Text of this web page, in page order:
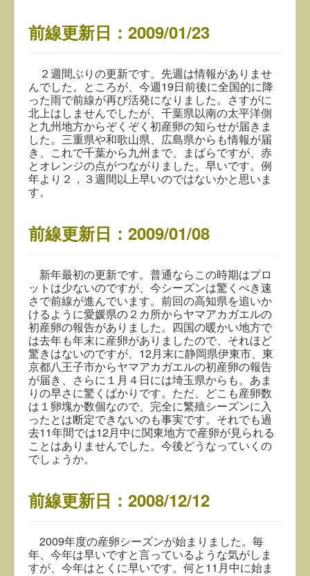
前線更新日：2009/01/23
２週間ぶりの更新です。先週は情報がありませ
んでした。ところが、今週19日前後に全国的に降
った雨で前線が再び活発になりました。さすがに
北上はしませんでしたが、千葉県以南の太平洋側
と九州地方からぞくぞく初産卵の知らせが届きま
した。三重県や和歌山県、広島県からも情報が届
き、これで千葉から九州まで、まばらですが、赤
とオレンジの点がつながりました。早いです。例
年より２，３週間以上早いのではないかと思いま
す。
前線更新日：2009/01/08
新年最初の更新です。普通ならこの時期はプロ
ットは少ないのですが、今シーズンは驚くべき速
さで前線が進んでいます。前回の高知県を追いか
けるように愛媛県の２カ所からヤマアカガエルの
初産卵の報告がありました。四国の暖かい地方で
は去年も年末に産卵がありましたので、それほど
驚きはないのですが、12月末に静岡県伊東市、東
京都八王子市からヤマアカガエルの初産卵の報告
が届き、さらに１月４日には埼玉県からも。あま
りの早さに驚くばかりです。ただ、どこも産卵数
は１卵塊か数個なので、完全に繁殖シーズンに入
ったとは断定できないのも事実です。それでも過
去11年間では12月中に関東地方で産卵が見られる
ことはありませんでした。今後どうなっていくの
でしょうか。
前線更新日：2008/12/12
2009年度の産卵シーズンが始まりました。毎
年、今年は早いですと言っているような気がしま
すが、今年はとくに早いです。何と11月中に始ま